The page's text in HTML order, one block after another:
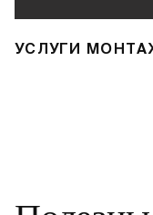
УСЛУГИ